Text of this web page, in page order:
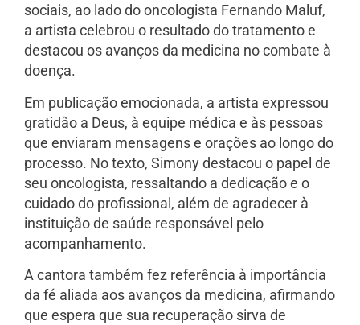
sociais, ao lado do oncologista Fernando Maluf,
a artista celebrou o resultado do tratamento e
destacou os avanços da medicina no combate à
doença.
Em publicação emocionada, a artista expressou
gratidão a Deus, à equipe médica e às pessoas
que enviaram mensagens e orações ao longo do
processo. No texto, Simony destacou o papel de
seu oncologista, ressaltando a dedicação e o
cuidado do profissional, além de agradecer à
instituição de saúde responsável pelo
acompanhamento.
A cantora também fez referência à importância
da fé aliada aos avanços da medicina, afirmando
que espera que sua recuperação sirva de